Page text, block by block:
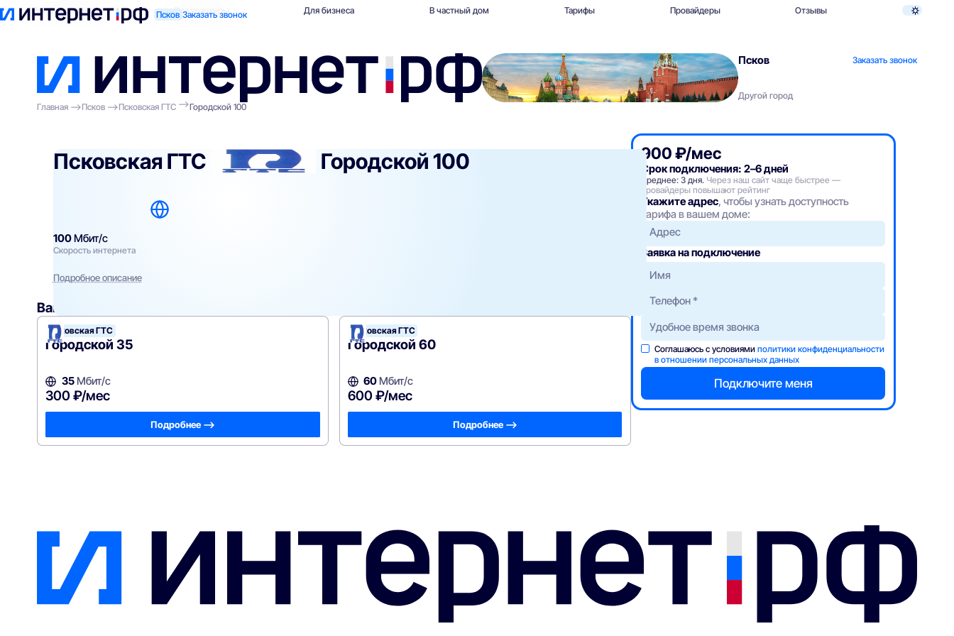
Псков Заказать звонок
Поиск по адресу Для квартиры Для бизнеса В частный дом Тарифы Провайдеры Отзывы
Псков Заказать звонок
Другой город
Главная
Псков Псковская ГТС Городской 100
Псковская ГТС Городской 100
100Мбит/с
Скорость интернета
Подробное описание
Вам могут подойти
Псковская ГТС
Городской 35
35Мбит/с
300 ₽/мес
Подробнее —>
Псковская ГТС
Городской 60
60 Мбит/с
600 ₽/мес
Подробнее —>
900 ₽/мес
Срок подключения: 2–6 дней
Среднее: 3 дня. Через наш сайт чаще быстрее —
провайдеры повышают рейтинг
Укажите адрес, чтобы узнать доступность
тарифа в вашем доме:
Адрес
Заявка на подключение
Соглашаюсь с условиямиполитики конфиденциальности
в отношении персональных данных